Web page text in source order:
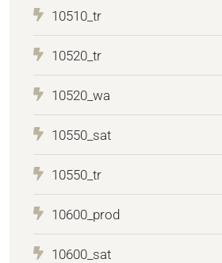
10510_tr
10520_tr
10520_wa
10550_sat
10550_tr
10600_prod
10600_sat